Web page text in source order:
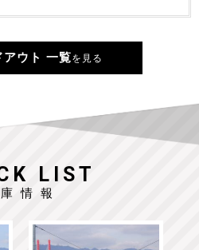
アウト 一覧を見る
LIST
情報